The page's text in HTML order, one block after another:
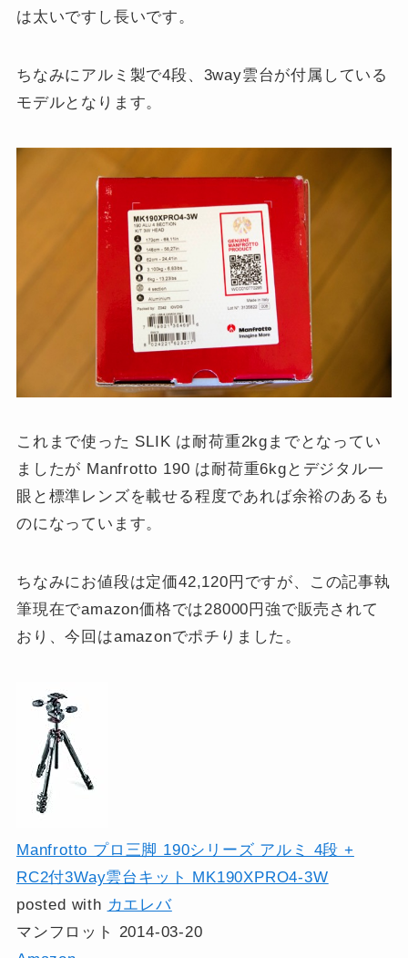
は太いですし長いです。
ちなみにアルミ製で4段、3way雲台が付属している
モデルとなります。
これまで使った SLIK は耐荷重2kgまでとなってい
ましたが Manfrotto 190 は耐荷重6kgとデジタル一
眼と標準レンズを載せる程度であれば余裕のあるも
のになっています。
ちなみにお値段は定価42,120円ですが、この記事執
筆現在でamazon価格では28000円強で販売されて
おり、今回はamazonでポチりました。
Manfrotto プロ三脚 190シリーズ アルミ 4段 +
RC2付3Way雲台キット MK190XPRO4-3W
posted with カエレバ
マンフロット 2014-03-20